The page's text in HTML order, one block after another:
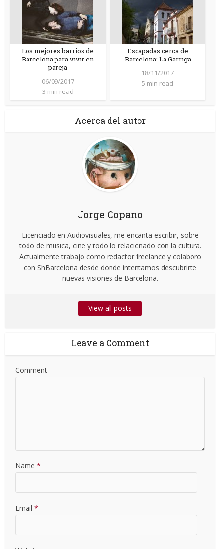
Los mejores barrios de
Barcelona para vivir en
pareja
06/09/2017
3 min read
Escapadas cerca de
Barcelona: La Garriga
18/11/2017
5 min read
Acerca del autor
Jorge Copano
Licenciado en Audiovisuales, me encanta escribir, sobre
todo de música, cine y todo lo relacionado con la cultura.
Actualmente trabajo como redactor freelance y colaboro
con ShBarcelona desde donde intentamos descubrirte
nuevas visiones de Barcelona.
View all posts
Leave a Comment
Comment
Name *
Email *